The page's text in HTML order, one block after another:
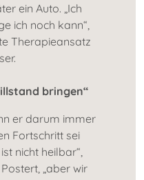
ein Auto. „Ich
ich noch kann“,
Therapieansatz
bringen“
er darum immer
Fortschritt sei
nicht heilbar“,
„aber wir